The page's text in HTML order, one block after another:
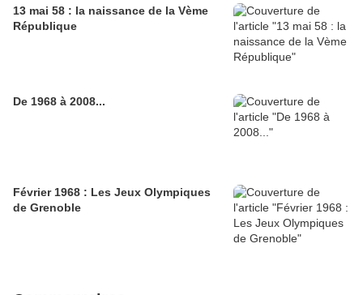
13 mai 58 : la naissance de la Vème
République
De 1968 à 2008...
Février 1968 : Les Jeux Olympiques
de Grenoble